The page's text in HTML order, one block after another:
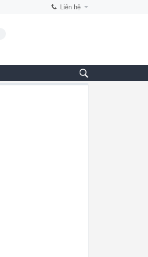
Liên hệ